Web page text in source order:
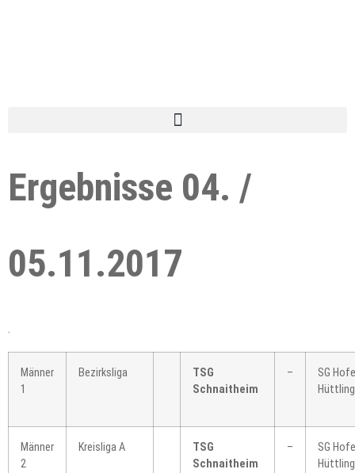
Ergebnisse 04. /
05.11.2017
.
Männer
1
Bezirksliga
TSG
Schnaitheim
–
SG
Männer
2
Kreisliga A
TSG
Schnaitheim
–
SG